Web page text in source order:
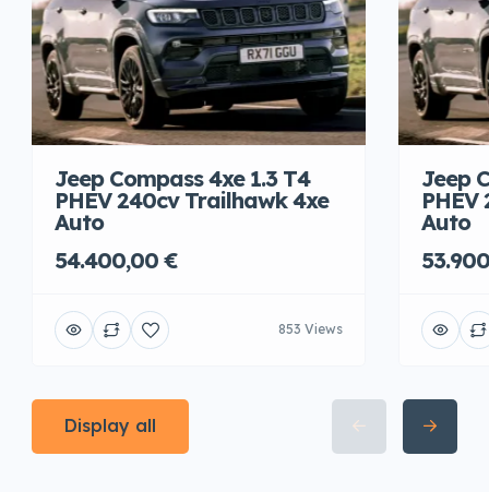
Jeep Compass 4xe 1.3 T4
PHEV 240cv Trailhawk 4xe
Auto
54.400,00 €
853 Views
Jeep
Auto
Display all